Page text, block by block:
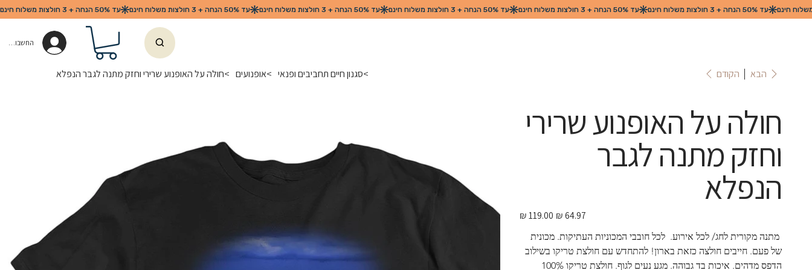
החשבון שלי
>סגנון חיים תחביבים ופנאי >אופנועים >חולה על האופנוע שרירי וחזק מתנה לגבר הנפלא הקודם הבא
חולה על האופנוע שרירי
וחזק מתנה לגבר
הנפלא
מחיר
מקורי
מחיר
מבצע
מתנה מקורית לחג/ לכל אירוע.  לכל חובבי המכוניות העתיקות. מכונית
של פעם. חייבים חולצה כזאת בארון! להתחדש עם חולצת טריקו בשילוב